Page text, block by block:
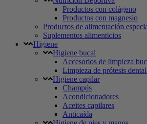
Productos con colágeno
Productos con magnesio
Productos de alimentación
Suplementos alimenticios
Higiene
Higiene bucal
Accesorios de limpieza
Limpieza de prótesis
Higiene capilar
Champús
Acondicionadores
Aceites capilares
Anticaída